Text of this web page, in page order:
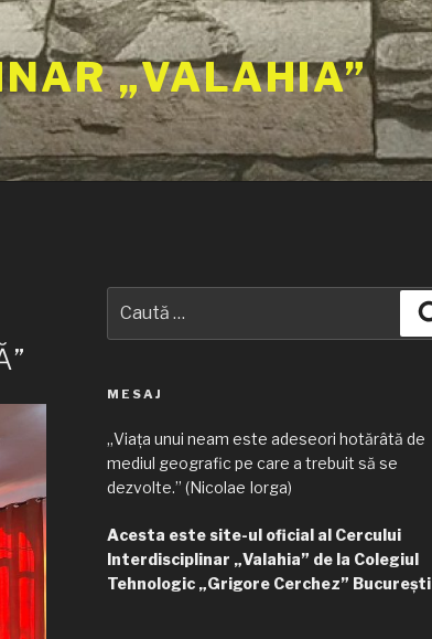
„VALAHIA”
după:
MESAJ
„Viața unui neam este adeseori hotărâtă de
mediul geografic pe care a trebuit să se
dezvolte.” (Nicolae Iorga)
Acesta este site-ul oficial al Cercului
Interdisciplinar „Valahia” de la Colegiul
Tehnologic „Grigore Cerchez” București